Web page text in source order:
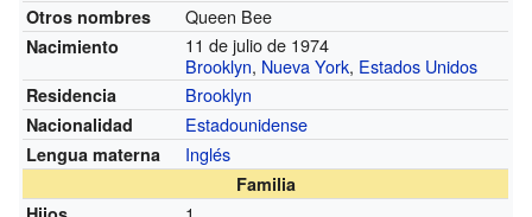
Otros nombres Queen Bee
Nacimiento
11 de julio de 1974
Brooklyn, Nueva York, Estados Unidos
Residencia Brooklyn
Nacionalidad Estadounidense
Lengua materna Inglés
Familia